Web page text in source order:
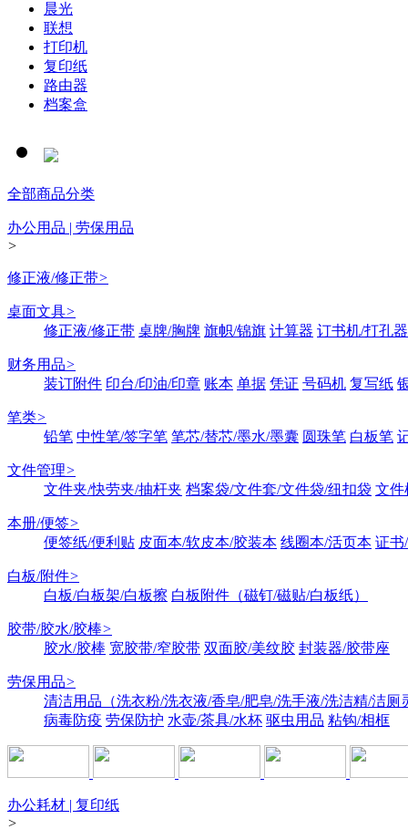
晨光
联想
打印机
复印纸
路由器
档案盒
全部商品分类
办公用品 | 劳保用品
>
修正液/修正带>
桌面文具>
修正液/修正带 桌牌/胸牌 旗帜/锦旗 计算器 订书机/打孔器
财务用品>
装订附件 印台/印油/印章 账本 单据 凭证 号码机 复写纸
笔类>
铅笔 中性笔/签字笔 笔芯/替芯/墨水/墨囊 圆珠笔 白板笔
文件管理>
文件夹/快劳夹/抽杆夹 档案袋/文件套/文件袋/纽扣袋 文件
本册/便签>
便签纸/便利贴 皮面本/软皮本/胶装本 线圈本/活页本 证书
白板/附件>
白板/白板架/白板擦 白板附件（磁钉/磁贴/白板纸）
胶带/胶水/胶棒>
胶水/胶棒 宽胶带/窄胶带 双面胶/美纹胶 封装器/胶带座
劳保用品>
清洁用品（洗衣粉/洗衣液/香皂/肥皂/洗手液/洗洁精/洁厕
病毒防疫 劳保防护 水壶/茶具/水杯 驱虫用品 粘钩/相框
办公耗材 | 复印纸
>